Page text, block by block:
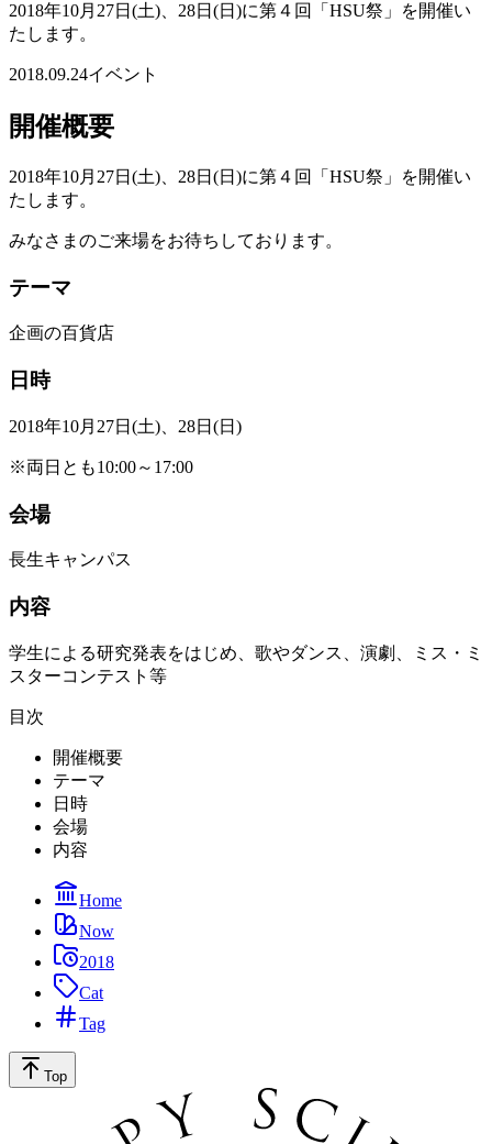
2018年10月27日(土)、28日(日)に第４回「HSU祭」を開催い
たします。
2018.09.24イベント
開催概要
2018年10月27日(土)、28日(日)に第４回「HSU祭」を開催い
たします。
みなさまのご来場をお待ちしております。
テーマ
企画の百貨店
日時
2018年10月27日(土)、28日(日)
※両日とも10:00～17:00
会場
長生キャンパス
内容
学生による研究発表をはじめ、歌やダンス、演劇、ミス・ミ
スターコンテスト等
目次
開催概要
テーマ
日時
会場
内容
Home
Now
2018
Cat
Tag
Top